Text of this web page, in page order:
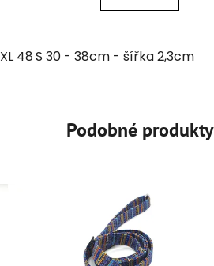
XL 48 - 63cm - šířka 4,3cm
S 30 - 38cm - šířka 2,3cm
Podobné produkty